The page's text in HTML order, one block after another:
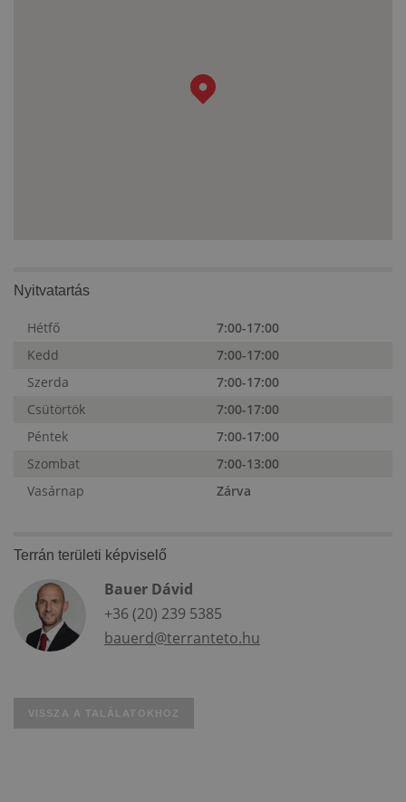
Nyitvatartás
Hétfő
7:00-17:00
Kedd
7:00-17:00
Szerda
7:00-17:00
Csütörtök
7:00-17:00
Péntek
7:00-17:00
Szombat
7:00-13:00
Vasárnap
Zárva
Terrán területi képviselő
Bauer Dávid
+36 (20) 239 5385
bauerd@terranteto.hu
VISSZA A TALÁLATOKHOZ